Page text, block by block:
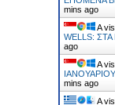
mins ago
A
WELLS:
ago
A
mins ago
A